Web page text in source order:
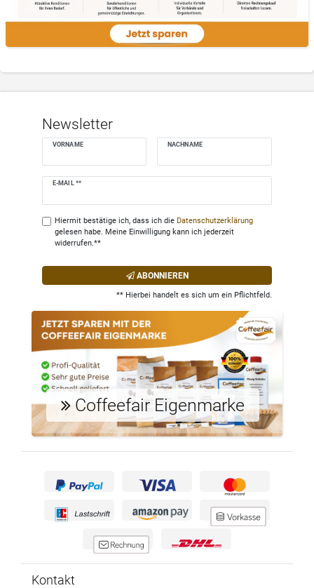
Newsletter
VORNAME NACHNAME
E-MAIL **
Newsletter
Hiermit bestätige ich, dass ich die Daten­schutz­erklärung
gelesen habe. Meine Einwilligung kann ich jederzeit
widerrufen.**
ABONNIEREN
** Hierbei handelt es sich um ein Pflichtfeld.
Coffeefair Eigenmarke
Kontakt